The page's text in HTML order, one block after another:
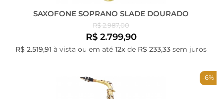
SAXOFONE SOPRANO SLADE DOURADO
R$ 2.987,00
R$ 2.799,90
R$ 2.519,91 à vista ou em até 12x de R$ 233,33 sem juros
-6%